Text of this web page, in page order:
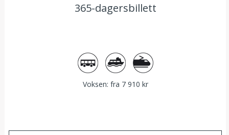
365-dagersbillett
Buss Båt Tog
Voksen: fra 7 910 kr